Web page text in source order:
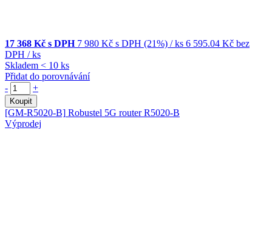
17 368 Kč s DPH 7 980 Kč s DPH (21%) / ks 6 595.04 Kč bez
DPH / ks
Skladem < 10 ks
Přidat do porovnávání
-
+
Koupit
[GM-R5020-B] Robustel 5G router R5020-B
Výprodej